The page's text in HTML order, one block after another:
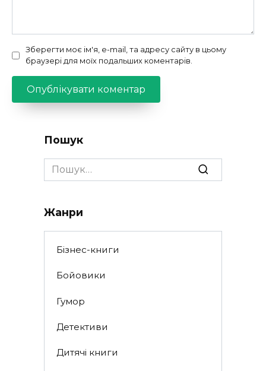
Зберегти моє ім'я, e-mail, та адресу сайту в цьому
браузері для моїх подальших коментарів.
Пошук
Search
for:
Жанри
Бізнес-книги
Бойовики
Гумор
Детективи
Дитячі книги